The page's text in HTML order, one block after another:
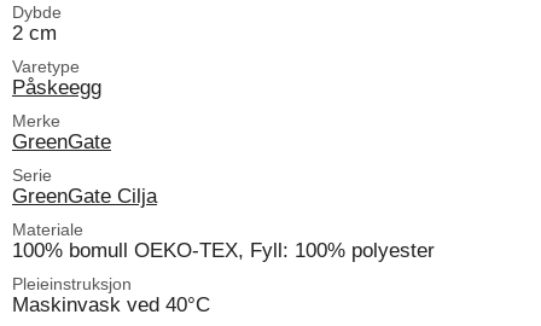
Dybde
2 cm
Varetype
Påskeegg
Merke
GreenGate
Serie
GreenGate Cilja
Materiale
100% bomull OEKO-TEX, Fyll: 100% polyester
Pleieinstruksjon
Maskinvask ved 40°C